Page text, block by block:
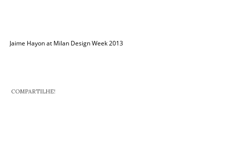
Jaime Hayon at Milan Design Week 2013
COMPARTILHE!